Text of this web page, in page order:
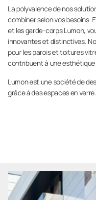
La polyvalence de nos
combiner selon vos besoins.
et les garde-corps Lumon,
innovantes et distinctives.
pour les parois et toitures
contribuent à une
Lumon est une société de
grâce à des espaces en verre.